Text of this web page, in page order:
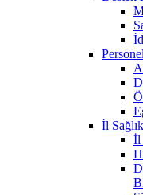
İl
İl